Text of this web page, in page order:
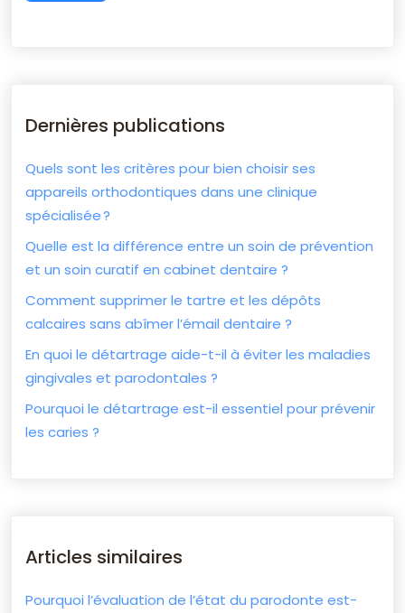
Dernières publications
Quels sont les critères pour bien choisir ses
appareils orthodontiques dans une clinique
spécialisée ?
Quelle est la différence entre un soin de prévention
et un soin curatif en cabinet dentaire ?
Comment supprimer le tartre et les dépôts
calcaires sans abîmer l’émail dentaire ?
En quoi le détartrage aide-t-il à éviter les maladies
gingivales et parodontales ?
Pourquoi le détartrage est-il essentiel pour prévenir
les caries ?
Articles similaires
Pourquoi l’évaluation de l’état du parodonte est-